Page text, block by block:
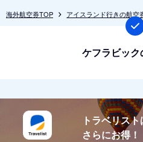
海外航空券TOP アイスランド行きの航空
ケフラビッ
トラベリス
さらにお得！